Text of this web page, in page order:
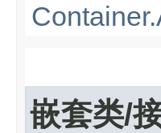
嵌套类/